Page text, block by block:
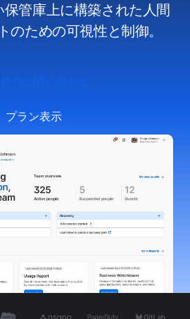
管庫上に構築された人間
のための可視性と制御。
担当に問い合わせ
プラン表示